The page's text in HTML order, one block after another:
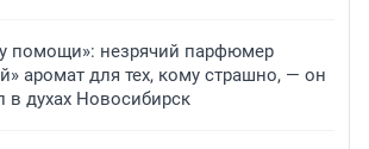
помощи»: незрячий парфюмер
аромат для тех, кому страшно, — он
в духах Новосибирск